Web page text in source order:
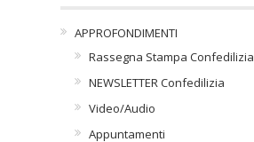
APPROFONDIMENTI
Rassegna Stampa Confedilizia
NEWSLETTER Confedilizia
Video/Audio
Appuntamenti